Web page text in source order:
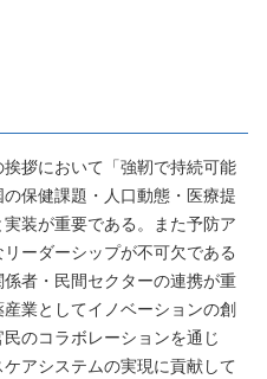
拶において「強靭で持続可能
保健課題・人口動態・医療提
装が重要である。また予防ア
ーダーシップが不可欠である
者・民間セクターの連携が重
業としてイノベーションの創
のコラボレーションを通じ
アシステムの実現に貢献して